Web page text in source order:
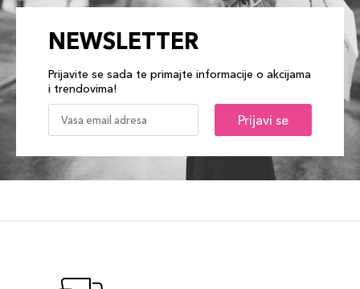
NEWSLETTER
Prijavite se sada te primajte informacije o akcijama
i trendovima!
Prijavi se